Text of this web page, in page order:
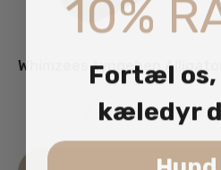
Whimzees tyggeben
6.00kr.–29.00
10%
Fortæl
kæledyr